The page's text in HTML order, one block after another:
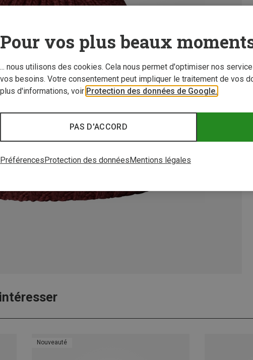
Nouveauté
Pour vos plus beaux
... nous utilisons des cookies. Cela nous permet d'optimiser nos
vos besoins. Votre consentement peut impliquer le traitement de vos
plus d'informations, voir Protection des données de Google.
PAS D'ACCORD
PréférencesProtection des donnéesMentions légales